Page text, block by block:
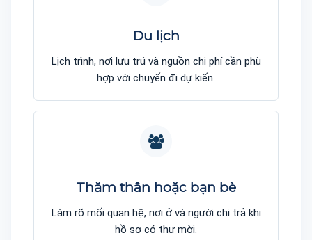
Du lịch
Lịch trình, nơi lưu trú và nguồn chi phí cần phù
hợp với chuyến đi dự kiến.
Thăm thân hoặc bạn bè
Làm rõ mối quan hệ, nơi ở và người chi trả khi
hồ sơ có thư mời.